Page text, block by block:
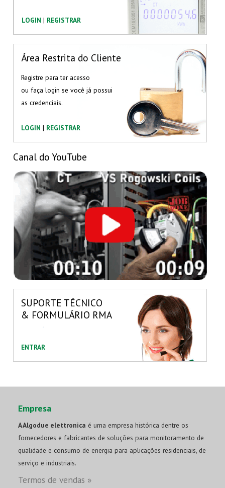
LOGIN | REGISTRAR
Área Restrita do Cliente
Registre para ter acesso
ou faça login se você já possui
as credenciais.
LOGIN | REGISTRAR
Canal do YouTube
SUPORTE TÉCNICO
& FORMULÁRIO RMA
ENTRAR
Empresa
A Algodue elettronica é uma empresa histórica dentre os
fornecedores e fabricantes de soluções para monitoramento de
qualidade e consumo de energia para aplicações residenciais, de
serviço e industriais.
Termos de vendas »